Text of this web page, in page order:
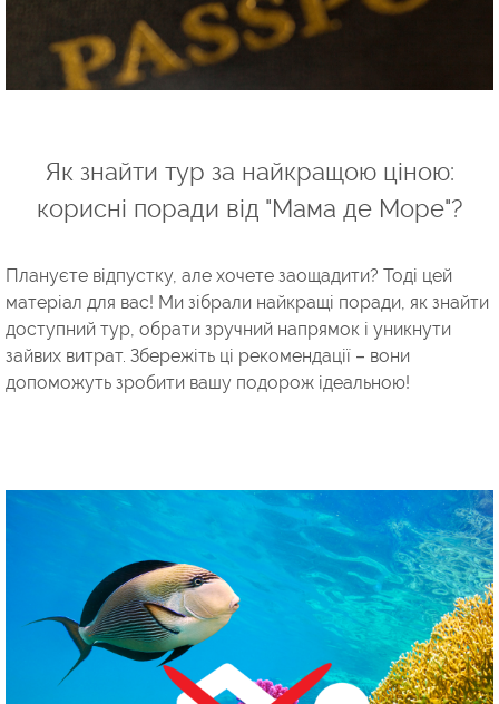
Як знайти тур за найкращою ціною:
корисні поради від "Мама де Море"?
Плануєте відпустку, але хочете заощадити? Тоді цей
матеріал для вас! Ми зібрали найкращі поради, як знайти
доступний тур, обрати зручний напрямок і уникнути
зайвих витрат. Збережіть ці рекомендації – вони
допоможуть зробити вашу подорож ідеальною!